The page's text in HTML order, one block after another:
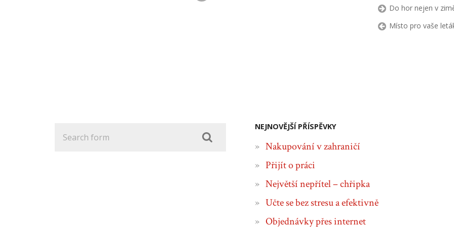
Do hor nejen v
Místo pro vaše
NEJNOVĚJŠÍ PŘÍSPĚVKY
Nakupování v zahraničí
Přijít o práci
Největší nepřítel – chřipka
Učte se bez stresu a efektivně
Objednávky přes internet